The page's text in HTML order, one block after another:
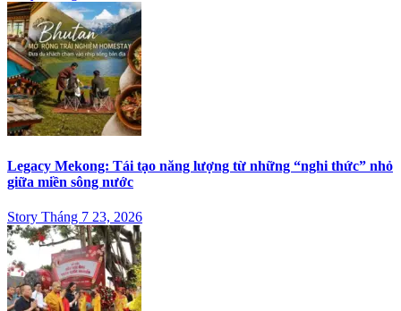
Legacy Mekong: Tái tạo năng lượng từ những “nghi thức” nhỏ
giữa miền sông nước
Story Tháng 7 23, 2026